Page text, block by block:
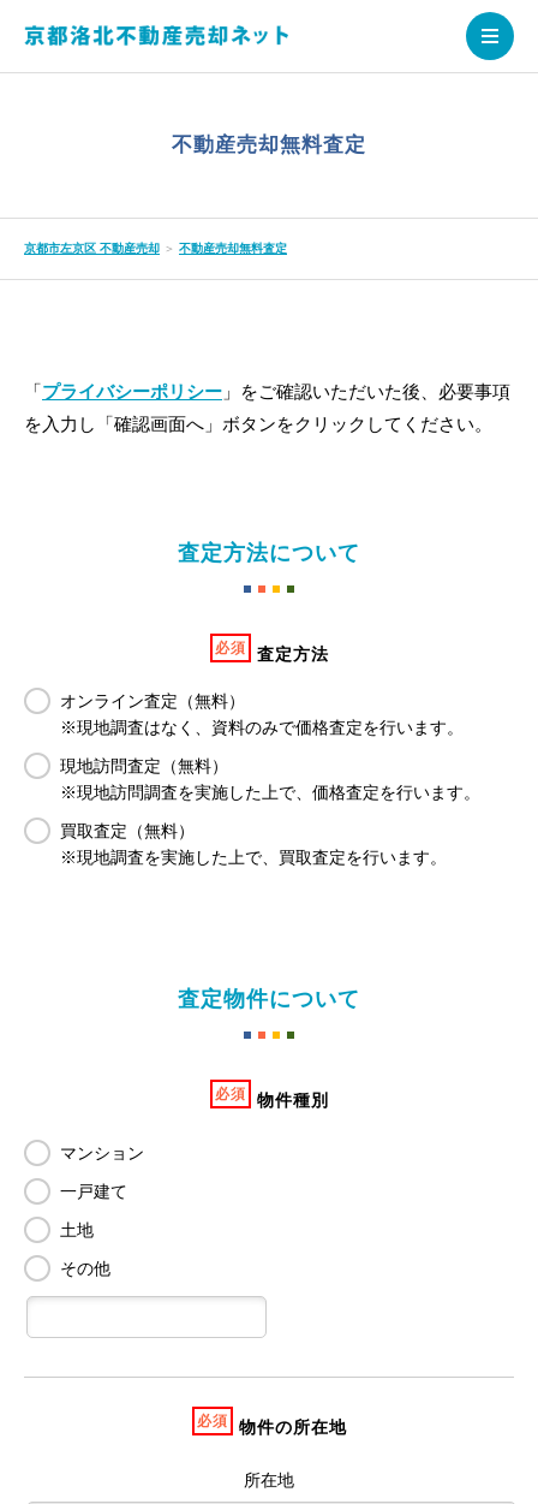
不動産売却無料査定
京都市左京区 不動産売却 ＞ 不動産売却無料査定
「 プライバシーポリシー 」をご確認いただいた後、必要事項
を入力し「確認画面へ」ボタンをクリックしてください。
査定方法について
必須 査定方法
オンライン査定（無料）
※現地調査はなく、資料のみで価格査定を行います。
現地訪問査定（無料）
※現地訪問調査を実施した上で、価格査定を行います。
買取査定（無料）
※現地調査を実施した上で、買取査定を行います。
査定物件について
必須 物件種別
マンション
一戸建て
土地
その他
必須 物件の所在地
所在地